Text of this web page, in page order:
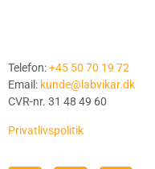
Telefon:+45 50 70 19 72
Email: kunde@labvikar.dk
CVR-nr. 31 48 49 60
Privatlivspolitik